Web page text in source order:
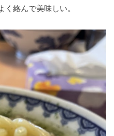
く絡んで美味しい。